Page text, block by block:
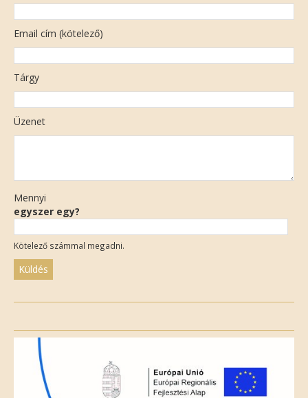
Email cím (kötelező)
Tárgy
Üzenet
Mennyi
egyszer egy?
Kötelező számmal megadni.
field
empty.